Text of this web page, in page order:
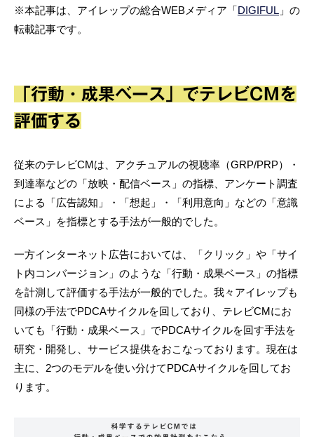
※本記事は、アイレップの総合WEBメディア「DIGIFUL 」の
転載記事です。
「行動・成果ベース」でテレビCMを
評価する
従来のテレビCMは、アクチュアルの視聴率（GRP/PRP）・
到達率などの「放映・配信ベース」の指標、アンケート調査
による「広告認知」・「想起」・「利用意向」などの「意識
ベース」を指標とする手法が一般的でした。
一方インターネット広告においては、「クリック」や「サイ
ト内コンバージョン」のような「行動・成果ベース」の指標
を計測して評価する手法が一般的でした。我々アイレップも
同様の手法でPDCAサイクルを回しており、テレビCMにお
いても「行動・成果ベース」でPDCAサイクルを回す手法を
研究・開発し、サービス提供をおこなっております。現在は
主に、2つのモデルを使い分けてPDCAサイクルを回してお
ります。